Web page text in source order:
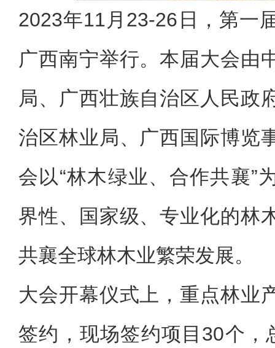
2023年11月23-26日，第一
广西南宁举行。本届大会由
局、广西壮族自治区人民政
治区林业局、广西国际博览
会以“林木绿业、合作共襄”
界性、国家级、专业化的林
共襄全球林木业繁荣发展。
大会开幕仪式上，重点林业
签约，现场签约项目30个，